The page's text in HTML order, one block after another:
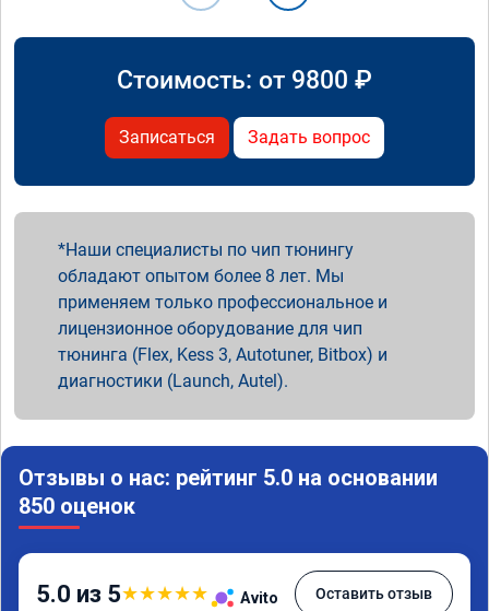
Стоимость: от 9800 ₽
Записаться Задать вопрос
Наши специалисты по чип тюнингу
обладают опытом более 8 лет. Мы
применяем только профессиональное и
лицензионное оборудование для чип
тюнинга (Flex, Kess 3, Autotuner, Bitbox) и
диагностики (Launch, Autel).
Отзывы о нас: рейтинг 5.0 на основании
850 оценок
5.0 из 5★★★★★ Avito Оставить отзыв